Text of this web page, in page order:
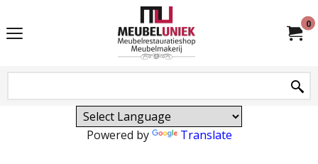
0
Powered by Translate